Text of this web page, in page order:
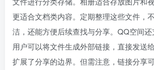
更适合文档类内容。定期整理这些文件，
洁，还能方便后续查找与分享。QQ空间还
用户可以将文件生成外部链接，直接发送
扩展了分享的边界。但需注意，链接分享